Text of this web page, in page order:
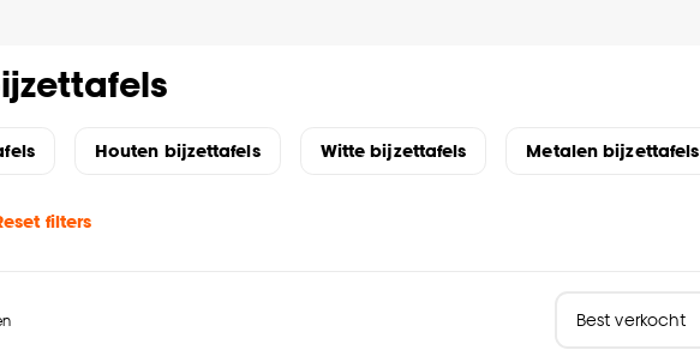
Houten bijzettafels Witte bijzettafels Metalen bijzettafels
filters